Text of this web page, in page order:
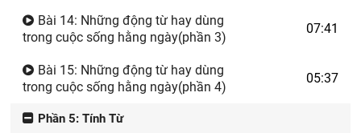
Bài 14: Những động từ hay dùng
trong cuộc sống hằng ngày(phần 3)
07:41
Bài 15: Những động từ hay dùng
trong cuộc sống hằng ngày(phần 4)
05:37
Phần 5: Tính Từ